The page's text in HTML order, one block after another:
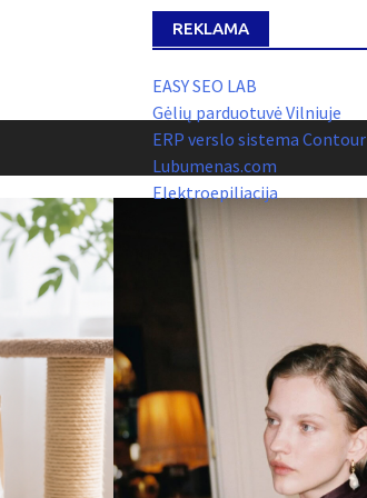
REKLAMA
EASY SEO LAB
Gėlių parduotuvė Vilniuje
ERP verslo sistema Contour
Lubumenas.com
Elektroepiliacija